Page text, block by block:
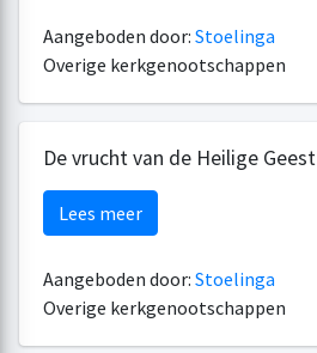
Aangeboden door: Stoelinga
Overige kerkgenootschappen
De vrucht van de Heilige Geest
Lees meer
Aangeboden door: Stoelinga
Overige kerkgenootschappen